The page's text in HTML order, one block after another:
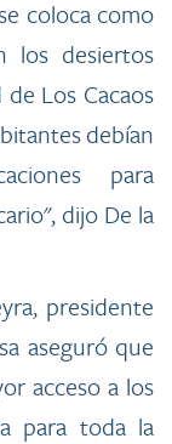
coloca como
los desiertos
Los Cacaos
debían
para
dijo De la
presidente
aseguró que
acceso a los
para toda la